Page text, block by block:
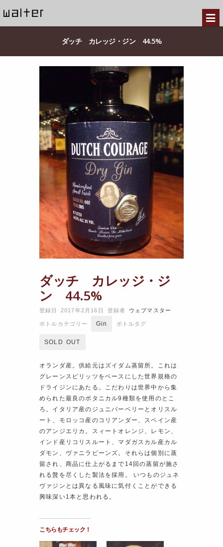
ダッチ カレッジ・ジン 44.5%
ダッチ カレッジ・ジ
ン 44.5%
登録日 2017年2月16日 登録者 ウェブマスター
ボトルカテゴリー Gin ボトルタグ
SOLD OUT
オランダ産。供給元はズイダム蒸留所。これは
グレーンスピリッツをベースにした世界規格の
ドライジンにあたる。こだわりは世界中から集
められた最良のボタニカル9種類を使用のとこ
ろ。イタリア産のジュニパーベリーとオリスル
ート、モロッコ産のコリアンダー、スペイン産
のアンジエリカ。スィートオレンジ、レモン、
インド産リコリスルート、マダガスカル産カル
ダモン、ヴァニラビーンズ。それらは個別に蒸
留され、商品に仕上がるまで14回の蒸留が施さ
れる贅を尽くした製法を採用。 いつものジュネ
ヴァジンとは異なる風味に気付くことができる
興味深い1本と思われる。
こちらもチェック！